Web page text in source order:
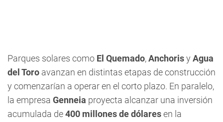
Parques solares como El Quemado,Anchorisy Agua
del Toro avanzan en distintas etapas de construcción
y comenzarían a operar en el corto plazo. En paralelo,
la empresa Genneia proyecta alcanzar una inversión
acumulada de400 millones de dólaresen la